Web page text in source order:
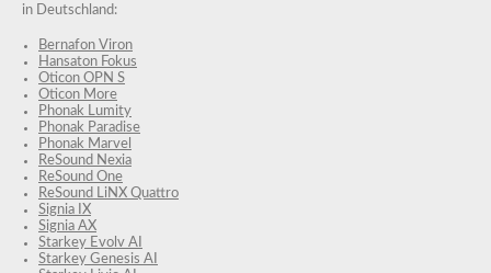
in Deutschland:
Bernafon Viron
Hansaton Fokus
Oticon OPN S
Oticon More
Phonak Lumity
Phonak Paradise
Phonak Marvel
ReSound Nexia
ReSound One
ReSound LiNX Quattro
Signia IX
Signia AX
Starkey Evolv AI
Starkey Genesis AI